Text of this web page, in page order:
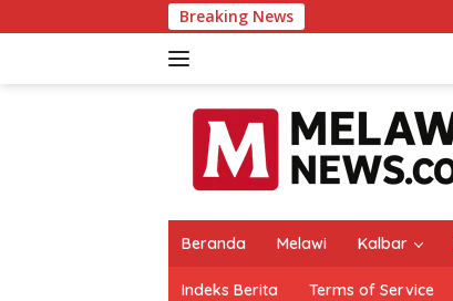
ke
Breaking News
Beranda Melawi Kalbar
Indeks Berita Terms of Service